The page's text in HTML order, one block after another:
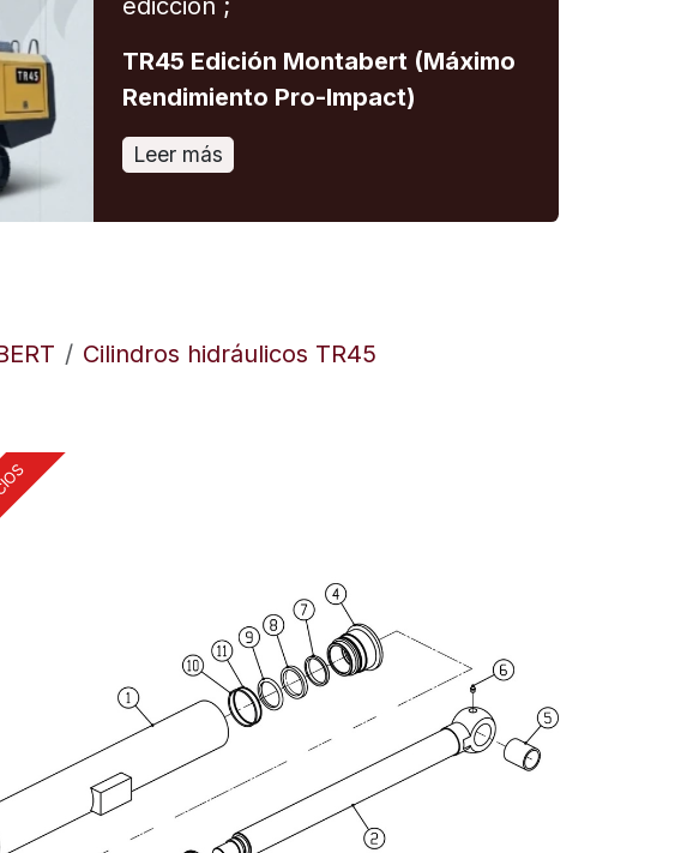
edicción ;
TR45 Edición Montabert (Máximo
Rendimiento Pro-Impact)
Leer más
Cilindros hidráulicos TR45